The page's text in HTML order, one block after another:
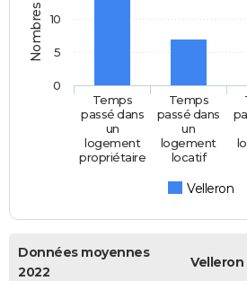
Velleron
Temps
passé dans
un
logement
propriétaire
Temps
passé dans
un
logement
locatif
0
5
10
Données moyennes
2022
Velleron